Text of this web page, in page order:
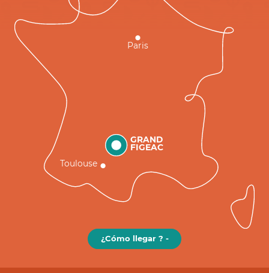
GRAND
FIGEAC
Toulouse
Paris
¿Cómo llegar ? -